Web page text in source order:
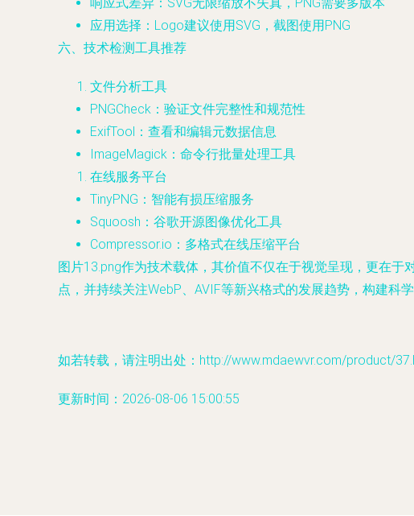
应用选择：Logo建议使用SVG，截图使用PNG
六、技术检测工具推荐
文件分析工具
PNGCheck：验证文件完整性和规范性
ExifTool：查看和编辑元数据信息
ImageMagick：命令行批量处理工具
在线服务平台
TinyPNG：智能有损压缩服务
Squoosh：谷歌开源图像优化工具
Compressor.io：多格式在线压缩平台
图片13.png作为技术载体，其价值不仅在于视觉呈现，更在
点，并持续关注WebP、AVIF等新兴格式的发展趋势，构建科
如若转载，请注明出处：http://www.mdaewvr.com/product/
更新时间：2026-08-06 15:00:55